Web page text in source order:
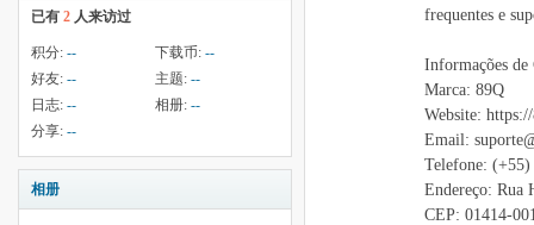
已有 2 人来访过
积分: -- 下载币: --
好友: -- 主题: --
日志: -- 相册: --
分享: --
相册
frequentes e
Informações de
Marca: 89Q
Website:
Email:
Telefone: (+55)
Endereço: Rua
CEP: 01414-